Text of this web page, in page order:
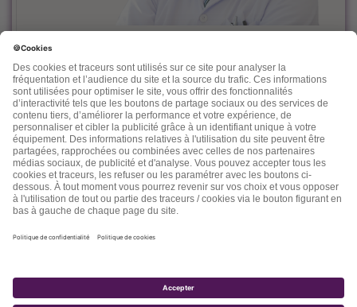
Le docteur Dominique Rueff, diplômé Universitaire de
Cancérologie, est, depuis des années un fervent défenseur
de la prévention et de l'accompagnement nutritionnel et
environnemental des maladies liées à l'âge.
Désireux de découvrir d'autres thérapeutiques et d'en
mesurer les effets, il n'hésite pas à s'ouvrir vers d'autres
connaissances comme la médecine chinoise, l'homéopathie,
la phytothérapie et quelques autres. Dans ses "lettres" il
nous fait partager son expérience, ses connaissances, ses
espoirs et parfois ses doutes.